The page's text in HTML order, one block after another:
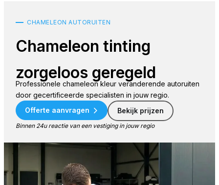
CHAMELEON AUTORUITEN
Chameleon tinting
zorgeloos geregeld
Professionele chameleon kleur veranderende autoruiten
door gecertificeerde specialisten in jouw regio.
Offerte aanvragen
Bekijk prijzen
Binnen 24u reactie van een vestiging in jouw regio